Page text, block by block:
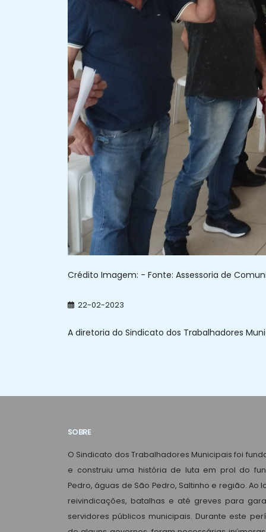
Crédito Imagem: - Fonte: Assessoria de
22-02-2023
A diretoria do Sindicato dos Trabalhadores
SOBRE
O Sindicato dos Trabalhadores Municipais foi
e construiu uma história de luta em prol do
Pedro, águas de São Pedro, Saltinho e região.
reivindicações, batalhas e até greves para
servidores públicos municipais. Durante este